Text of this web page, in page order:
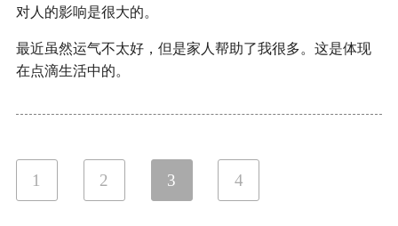
对人的影响是很大的。
最近虽然运气不太好，但是家人帮助了我很多。这是体现
在点滴生活中的。
1 2 3 4